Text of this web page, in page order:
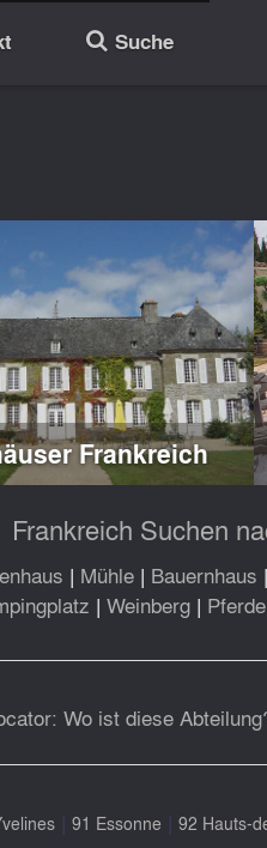
🔎 Suche
Frankreich
Frankreich Suchen
| Mühle| Bauernhaus |
| Weinberg| Pferde
Wo ist diese
| 91 Essonne | 92 Hauts-